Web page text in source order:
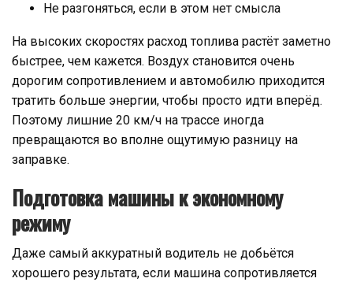
Не разгоняться, если в этом нет смысла
На высоких скоростях расход топлива растёт заметно
быстрее, чем кажется. Воздух становится очень
дорогим сопротивлением и автомобилю приходится
тратить больше энергии, чтобы просто идти вперёд.
Поэтому лишние 20 км/ч на трассе иногда
превращаются во вполне ощутимую разницу на
заправке.
Подготовка машины к экономному
режиму
Даже самый аккуратный водитель не добьётся
хорошего результата, если машина сопротивляется